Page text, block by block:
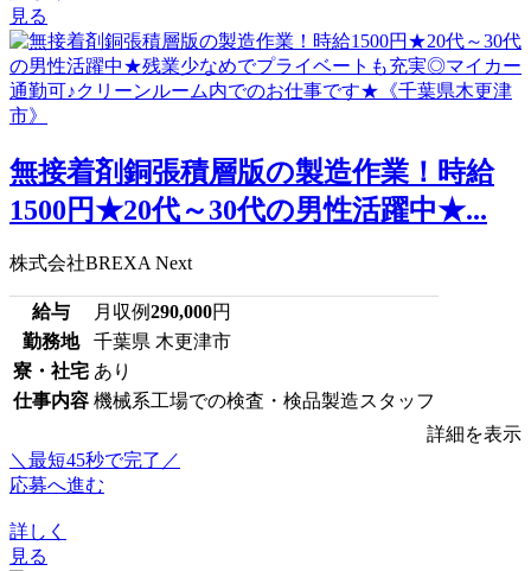
見る
無接着剤銅張積層版の製造作業！時給
1500円★20代～30代の男性活躍中★...
株式会社BREXA Next
給与 月収例290,000円
勤務地
千葉県 木更津市
寮・社宅 あり
仕事内容 機械系工場での検査・検品製造スタッフ
詳細を表示
＼最短45秒で完了／
応募へ進む
詳しく
見る